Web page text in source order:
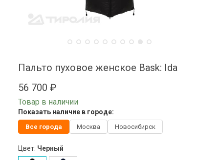
Пальто пуховое женское Bask: Ida
56 700 ₽
Товар в наличии
Показать наличие в городе:
Все города Москва Новосибирск
Цвет: Черный